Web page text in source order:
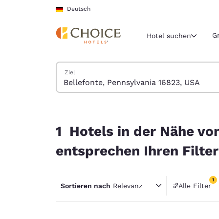
Weiter Zu Hauptinhalt
Deutsch
Aktuelle
Nord- und
United
América
Hotel suchen
Hotels suchen
Ziel
1 Hotels in der Nähe
entsprechen Ihren
Sortieren nach Relevanz Alle Filter
1
1 Filter